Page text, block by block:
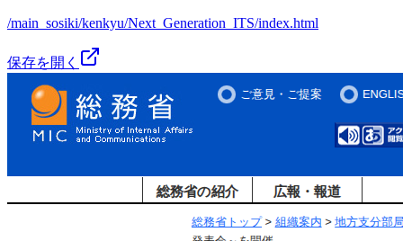
/main_sosiki/kenkyu/Next_Generation_ITS/index.html
保存を開く